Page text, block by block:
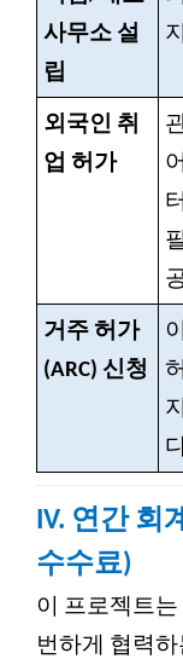
사무소 설
립
외국인 취
업 허가
거주 허가
(ARC) 신청
IV. 연간 회
수수료)
이 프로젝트
번하게 협력